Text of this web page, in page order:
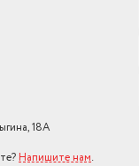
18А
Напишите нам.